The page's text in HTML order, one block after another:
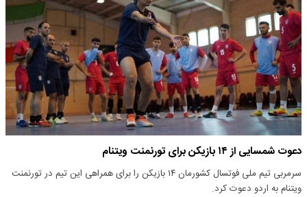
دعوت شمسایی از ۱۴ بازیکن برای تورنمنت ویتنام
سرمربی تیم ملی فوتسال کشورمان ۱۴ بازیکن را برای همراهی این تیم در تورنمنت
ویتنام به اردو دعوت کرد.